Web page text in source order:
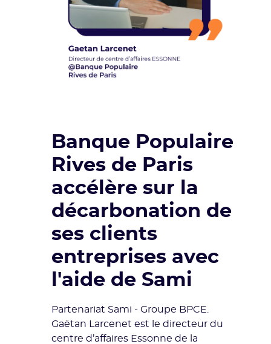
Banque Populaire
Rives de Paris
accélère sur la
décarbonation de
ses clients
entreprises avec
l'aide de Sami
Partenariat Sami - Groupe BPCE.
Gaëtan Larcenet est le directeur du
centre d’affaires Essonne de la